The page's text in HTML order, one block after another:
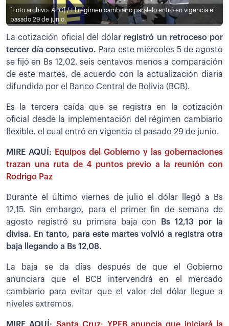
[Foto archivo: APG] / El régimen cambiario paralelo entró en vigencia el
pasado 29 de junio.
La cotización oficial del dólar registró un retroceso por
tercer día consecutivo. Para este miércoles 5 de agosto
se fijó en Bs 12,02, seis centavos menos a comparación
de este martes, de acuerdo con la actualización diaria
difundida por el Banco Central de Bolivia (BCB).
Es la tercera caída que se registra en la cotización
oficial desde la implementación del régimen cambiario
flexible, el cual entró en vigencia el pasado 29 de junio.
MIRE AQUÍ:
Equipos del Gobierno y las gobernaciones
trazan una ruta de 4 puntos previo a la reunión con
Rodrigo Paz
Durante el último viernes de julio el dólar llegó a Bs
12,15. Sin embargo, para el primer fin de semana de
agosto registró su primera baja con
Bs 12,13 por la
divisa. En tanto, para este martes volvió a registra otra
baja llegando a Bs 12,08.
La baja se da días después de que el Gobierno
anunciara que el BCB intervendrá en el mercado
cambiario para evitar que el valor del dólar llegue a
niveles extremos.
MIRE AQUÍ: Santa Cruz: YPFB anuncia que iniciará la